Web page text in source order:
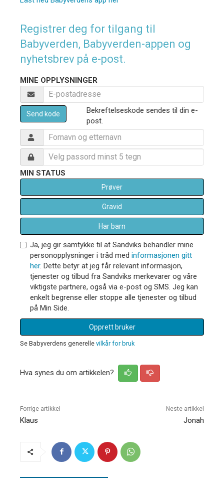
Registrer deg for tilgang til
Babyverden, Babyverden-appen og
nyhetsbrev på e-post.
MINE OPPLYSNINGER
Send kode
Bekreftelseskode sendes til din e-
post.
MIN STATUS
Prøver
Gravid
Har barn
Ja, jeg gir samtykke til at Sandviks behandler mine
personopplysninger i tråd med informasjonen gitt
her. Dette betyr at jeg får relevant informasjon,
tjenester og tilbud fra Sandviks merkevarer og våre
viktigste partnere, også via e-post og SMS. Jeg kan
enkelt begrense eller stoppe alle tjenester og tilbud
på Min Side.
Opprett bruker
Se Babyverdens generelle vilkår for bruk
Hva synes du om artikkelen?
Forrige artikkel
Klaus
Neste artikkel
Jonah